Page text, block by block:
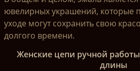
ювелирных украшений, которые
уходе могут сохранить свою
долгого времени.
Женские цепи ручной
длины